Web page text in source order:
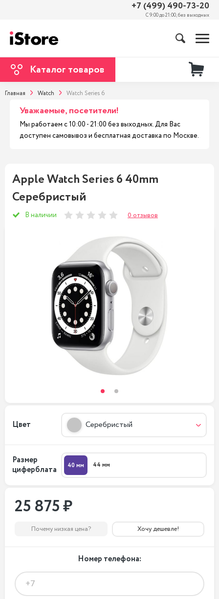
+7 (499) 490-73-20
С 9:00 до 21:00, без выходных
Каталог товаров
Главная Watch Watch Series 6
Уважаемые, посетители!
Мы работаем с 10:00 - 21:00 без выходных. Для Вас
доступен самовывоз и бесплатная доставка по Москве.
Apple Watch Series 6 40mm
Серебристый
В наличии 0 отзывов
Цвет Серебристый
Размер
циферблата
40 мм 44 мм
25 875 ₽
Почему низкая цена? Хочу дешевле!
Номер телефона: